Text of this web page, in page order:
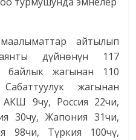
айтылып
дүйнөнүн 117
байлык жагынан 110
жагынан
АКШ 9чу, Россия 22чи,
30чу, Жапония 31чи,
98чи, Түркия 100чү,